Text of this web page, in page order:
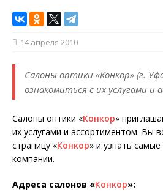
14 апреля 2010
Салоны оптики «Конкор» (г.
ознакомиться с их услугами
Салоны оптики «Конкор»
их услугами и ассортиментом. Вы
страницу «Конкор» и узнать
компании.
Адреса салонов «Конкор»: